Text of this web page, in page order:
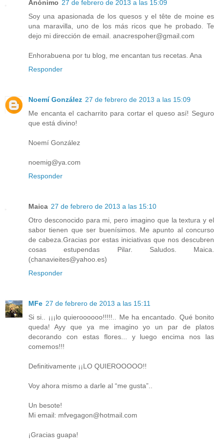
Anónimo 27 de febrero de 2013 a las 15:09
Soy una apasionada de los quesos y el tête de moine es
una maravilla, uno de los más ricos que he probado. Te
dejo mi dirección de email. anacrespoher@gmail.com
Enhorabuena por tu blog, me encantan tus recetas. Ana
Responder
Noemí González 27 de febrero de 2013 a las 15:09
Me encanta el cacharrito para cortar el queso así! Seguro
que está divino!
Noemí González
noemig@ya.com
Responder
Maica 27 de febrero de 2013 a las 15:10
Otro desconocido para mi, pero imagino que la textura y el
sabor tienen que ser buenísimos. Me apunto al concurso
de cabeza.Gracias por estas iniciativas que nos descubren
cosas estupendas Pilar. Saludos. Maica.
(chanavieites@yahoo.es)
Responder
MFe 27 de febrero de 2013 a las 15:11
Si si.. ¡¡¡lo quieroooooo!!!!!.. Me ha encantado. Qué bonito
queda! Ayy que ya me imagino yo un par de platos
decorando con estas flores... y luego encima nos las
comemos!!!
Definitivamente ¡¡LO QUIEROOOOO!!
Voy ahora mismo a darle al “me gusta”..
Un besote!
Mi email: mfvegagon@hotmail.com
¡Gracias guapa!